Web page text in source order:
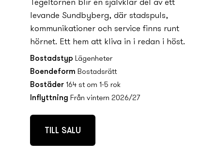
Tegeltornen blir en självklar del av ett
levande Sundbyberg, där stadspuls,
kommunikationer och service finns runt
hörnet. Ett hem att kliva in i redan i höst.
Bostadstyp Lägenheter
Boendeform Bostadsrätt
Bostäder 164 st om 1-5 rok
Inflyttning Från vintern 2026/27
TILL SALU